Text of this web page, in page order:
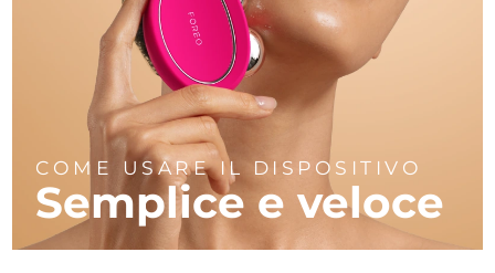
COME USARE IL DISPOSITIVO
Semplice e veloce